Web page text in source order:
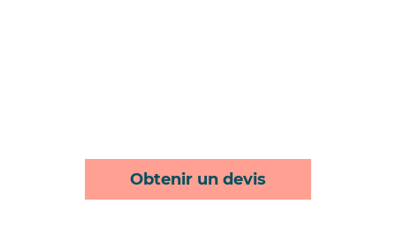
Obtenir un devis